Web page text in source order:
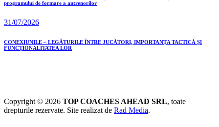
programului de formare a antrenorilor
31/07/2026
CONEXIUNILE – LEGĂTURILE ÎNTRE JUCĂTORI, IMPORTANȚA TACTICĂ ȘI
FUNCȚIONALITATEA LOR
Copyright © 2026 TOP COACHES AHEAD SRL, toate
drepturile rezervate. Site realizat de Rad Media.